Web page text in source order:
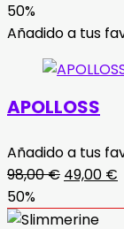
original
78,00 €.
50%
Añadido a tus
APOLLOSS
Añadido a tus
98,00€ El
original
49,00 €
50%